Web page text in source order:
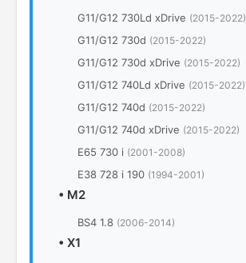
G11/G12 730Ld xDrive (2015-2022)
G11/G12 730d (2015-2022)
G11/G12 730d xDrive (2015-2022)
G11/G12 740Ld xDrive (2015-2022)
G11/G12 740d (2015-2022)
G11/G12 740d xDrive (2015-2022)
E65 730 i (2001-2008)
E38 728 i 190 (1994-2001)
• M2
BS4 1.8 (2006-2014)
• X1